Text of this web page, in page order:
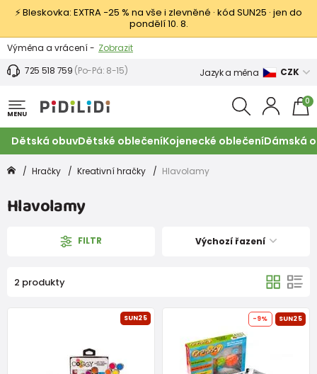
⚡ Bleskovka: EXTRA −25 % na vše i zlevněné · kód SUN25 · jen do
pondělí 10. 8.
Výměna a vrácení - Zobrazit
Sleva 100 Kč na první nákup -
725 518 759 (Po-Pá: 8-15) Jazyk a měna CZK
MENU
0
Dětská obuvDětské oblečeníKojenecké oblečeníDámská
Hračky Kreativní hračky Hlavolamy
Hlavolamy
FILTR Výchozí řazení
2 produkty
SUN25 -9% SUN25